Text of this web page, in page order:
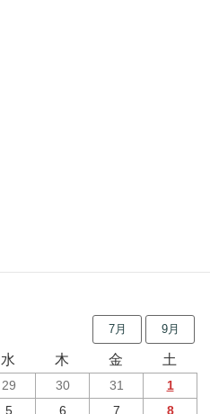
7月 9月
水 木 金 土
29 30 31
1
5 6 7
8